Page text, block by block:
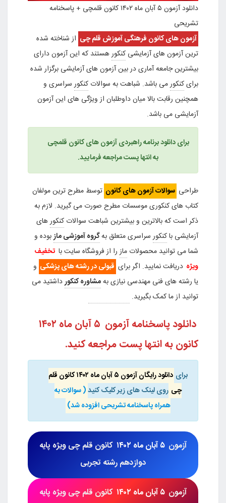
دانلود آزمون ۵ آبان ماه ۱۴۰۲ کانون قلمچی + پاسخنامه
تشریحی
آزمون های کانون فرهنگی آموزش قلم چی از شناخته شده
ترین آزمون های آزمایشی کنکورهستند که این آزمون دارای
بیشترین جامعه آماری در بین آزمون های آزمایشی برگزار شده
برایکنکورمی باشد. شباهت به سوالات کنکورسراسری و
همچنین رقابت بالا میان داوطلبان از ویژگی های این آزمون
آزمایشی می باشد.
برای دانلود برنامه راهبردی آزمون های کانون قلمچی
به انتها پست مراجعه فرمایید.
طراحی سوالات آزمون های کانون توسط مطرح ترین مولفان
کتاب های کنکوری موسسات مطرح صورت می گیرید. لازم به
ذکر است که بالاترین و بیشترین شباهت سوالات کنکورهای
آزمایشی باکنکورسراسری متعلق بهگروه آموزشی مازبوده و
شما می توانید محصولات مازرا از فروشگاه سایت با تخفیف
ویژه دریافت نمایید. اگر برای قبولی در رشته های پزشکی و
یا رشته های فنی مهندسی نیازی بهمشاوره کنکورداشتید می
توانید از ما کمک بگیرید.
دانلود پاسخنامه آزمون ۵ آبان ماه ۱۴۰۲
کانون به انتها پست مراجعه کنید.
برای
دانلود رایگان آزمون ۵ آبان ماه ۱۴۰۲ کانون قلم
چی روی لینک های زیر کلیک کنید( سوالات به
همراه پاسخنامه تشریحی افزوده شد)
آزمون ۵ آبان ماه ۱۴۰۲ کانون قلم چیویژه پایه
دوازدهم رشته تجربی
آزمون ۵ آبان ماه ۱۴۰۲ کانون قلم چیویژه پایه